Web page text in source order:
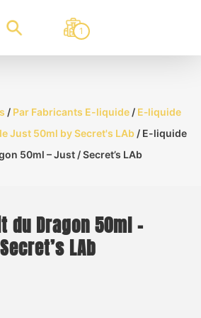
1
/ Par Fabricants E-liquide / E‑liquide
Just 50ml by Secret's LAb/ E-liquide
50ml – Just / Secret’s LAb
du Dragon 50ml –
LAb